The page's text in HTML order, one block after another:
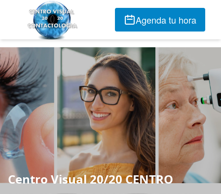
Agenda tu hora
Centro Visual 20/20 CENTRO